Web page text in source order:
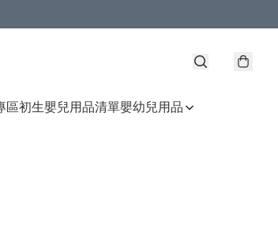
區初生嬰兒用品清單嬰幼兒用品